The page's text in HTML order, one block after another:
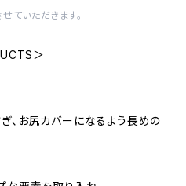
ていただきます。
＞
、お尻カバーになるよう長めの